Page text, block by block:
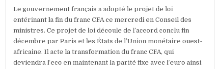
Le gouvernement français a adopté le projet de loi
entérinant la fin du franc CFA ce mercredi en Conseil des
ministres. Ce projet de loi découle de l’accord conclu fin
décembre par Paris et les États de l’Union monétaire ouest-
africaine. Il acte la transformation du franc CFA, qui
deviendra l’eco en maintenant la parité fixe avec l’euro ainsi